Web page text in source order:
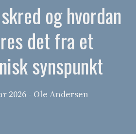
og hvordan
det fra et
synspunkt
2026 - Ole Andersen